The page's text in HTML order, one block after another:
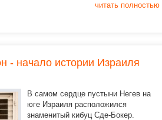
читать полностью
- начало истории Израиля
В самом сердце пустыни Негев на
юге Израиля расположился
знаменитый кибуц Сде-Бокер.